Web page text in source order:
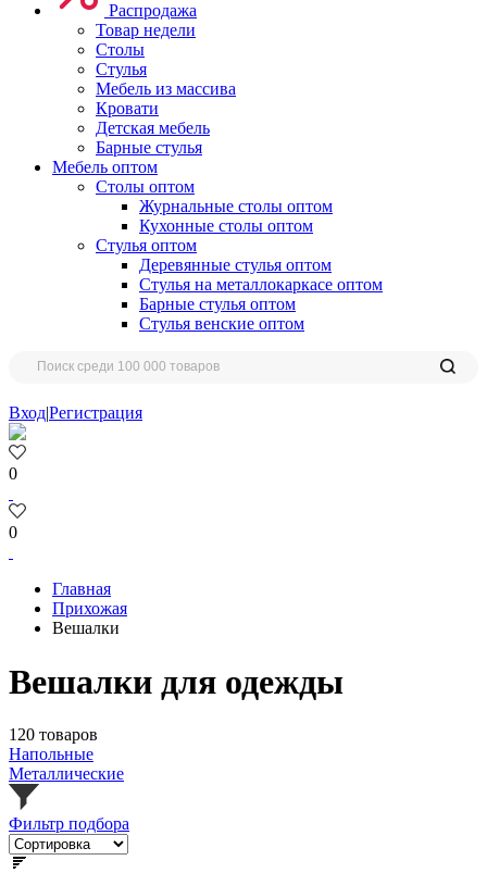
Распродажа
Товар недели
Столы
Стулья
Мебель из массива
Кровати
Детская мебель
Барные стулья
Мебель оптом
Столы оптом
Журнальные столы оптом
Кухонные столы оптом
Стулья оптом
Деревянные стулья оптом
Стулья на металлокаркасе оптом
Барные стулья оптом
Стулья венские оптом
Вход|Регистрация
0
0
Главная
Прихожая
Вешалки
Вешалки для одежды
120 товаров
Напольные
Металлические
Фильтр подбора